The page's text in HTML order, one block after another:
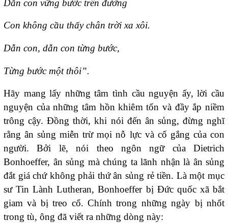
Dẫn con vững bước trên đường
Con không cầu thấy chân trời xa xôi.
Dẫn con, dẫn con từng bước,
Từng bước một thôi”.
Hãy mang lấy những tâm tình cầu nguyện ấy, lời cầu
nguyện của những tâm hồn khiêm tốn và đầy ắp niềm
trông cậy. Đồng thời, khi nói đến ân sủng, đừng nghĩ
rằng ân sủng miễn trừ mọi nỗ lực và cố gắng của con
người. Bởi lẽ, nói theo ngôn ngữ của Dietrich
Bonhoeffer, ân sủng mà chúng ta lãnh nhận là ân sủng
đắt giá chứ không phải thứ ân sủng rẻ tiền. Là một mục
sư Tin Lành Lutheran, Bonhoeffer bị Đức quốc xã bắt
giam và bị treo cổ. Chính trong những ngày bị nhốt
trong tù, ông đã viết ra những dòng này: